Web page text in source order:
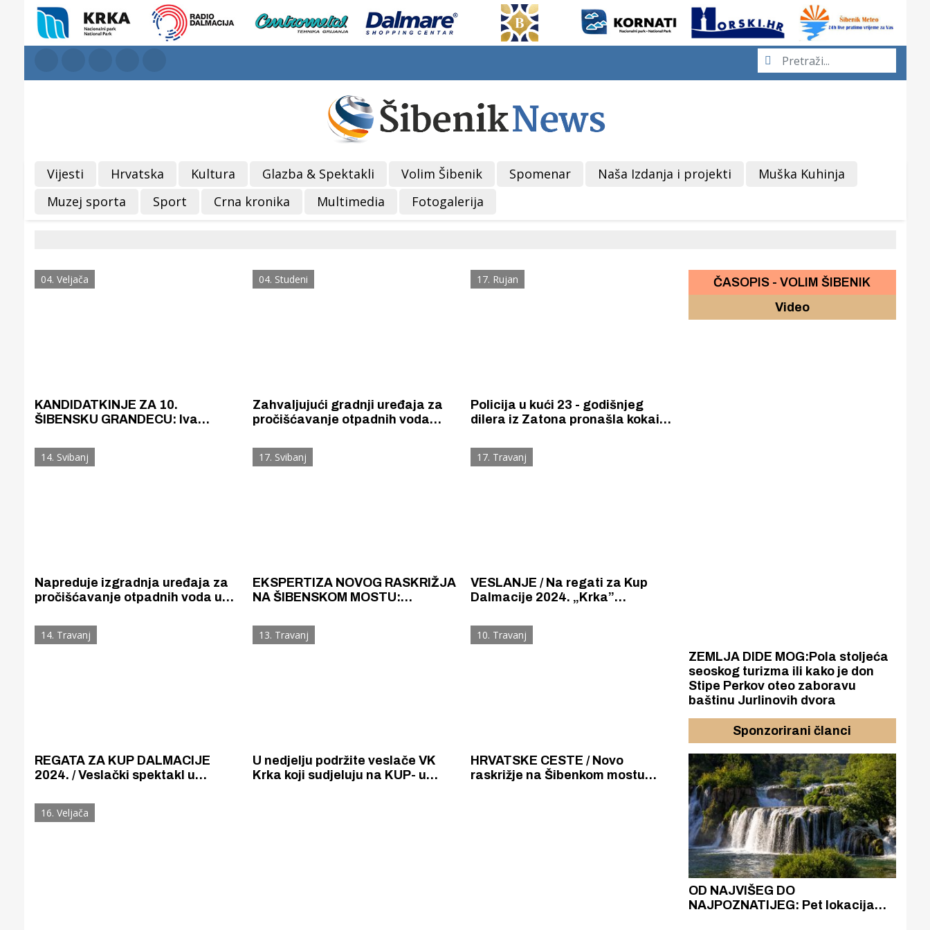
Vijesti Hrvatska Kultura Glazba & Spektakli Volim Šibenik Spomenar Naša Izdanja i projekti
Muška Kuhinja
Muzej sporta
Sport Crna kronika Multimedia Fotogalerija
04. Veljača
KANDIDATKINJE ZA 10.
ŠIBENSKU GRANDECU: Iva
volonterka iz Zatona
04. Studeni
Zahvaljujući gradnji uređaja za
pročišćavanje otpadnih voda
više zagađivati fekalije
17. Rujan
Policija u kući 23 - godišnjeg
dilera iz Zatona pronašla kokain i
14. Svibanj
Napreduje izgradnja uređaja za
pročišćavanje otpadnih voda u
vala bit će čista
17. Svibanj
EKSPERTIZA NOVOG RASKRIŽJA
NA ŠIBENSKOM MOSTU:
izvedeno i miriše na
korumpiranost
17. Travanj
VESLANJE / Na regati za Kup
Dalmacije 2024. „Krka”
dalmatinskih klubova i osvojila
najviše bodova
14. Travanj
REGATA ZA KUP DALMACIJE
2024. / Veslački spektakl u
12 klubova natječe se za Kup
Dalmacije
13. Travanj
U nedjelju podržite veslače VK
Krka koji sudjeluju na KUP- u
10. Travanj
HRVATSKE CESTE / Novo
raskrižje na Šibenkom mostu
16. Veljača
ČASOPIS - VOLIM ŠIBENIK
Video
ZEMLJA DIDE MOG:Pola stoljeća
seoskog turizma ili kako je don
Stipe Perkov oteo zaboravu
baštinu Jurlinovih dvora
Sponzorirani članci
OD NAJVIŠEG DO
NAJPOZNATIJEG: Pet lokacija